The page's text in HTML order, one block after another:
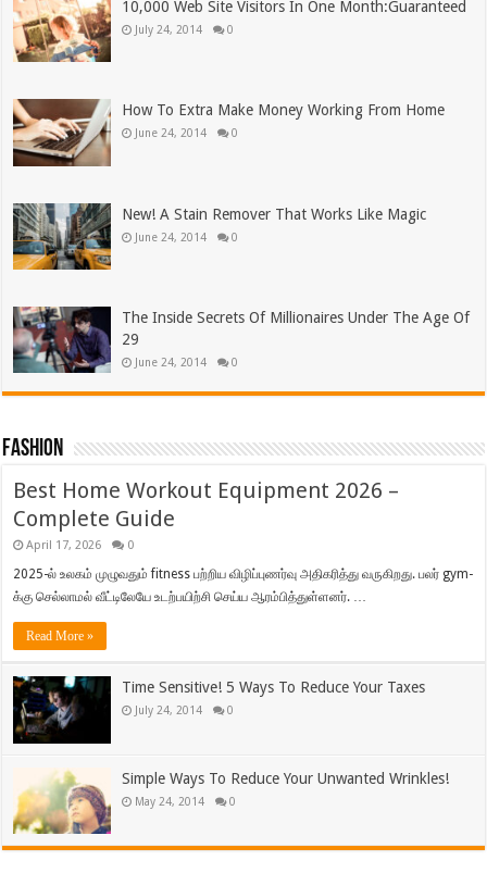
10,000 Web Site Visitors In One Month:Guaranteed
July 24, 2014 0
How To Extra Make Money Working From Home
June 24, 2014 0
New! A Stain Remover That Works Like Magic
June 24, 2014 0
The Inside Secrets Of Millionaires Under The Age Of
29
June 24, 2014 0
Fashion
Best Home Workout Equipment 2026 –
Complete Guide
April 17, 2026 0
2025-ல் உலகம் முழுவதும் fitness பற்றிய விழிப்புணர்வு அதிகரித்து வருகிறது. பலர் gym-
க்கு செல்லாமல் வீட்டிலேயே உடற்பயிற்சி செய்ய ஆரம்பித்துள்ளனர். …
Read More »
Time Sensitive! 5 Ways To Reduce Your Taxes
July 24, 2014 0
Simple Ways To Reduce Your Unwanted Wrinkles!
May 24, 2014 0